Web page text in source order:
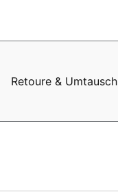
Retoure & Umtausch